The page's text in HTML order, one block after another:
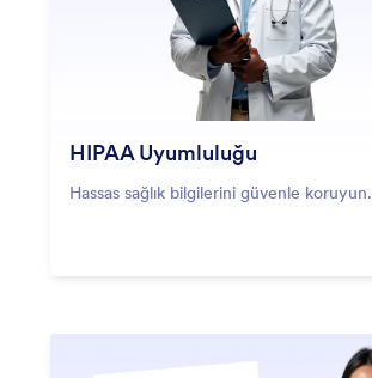
HIPAA Uyumluluğu
Hassas sağlık bilgilerini güvenle koruyun.